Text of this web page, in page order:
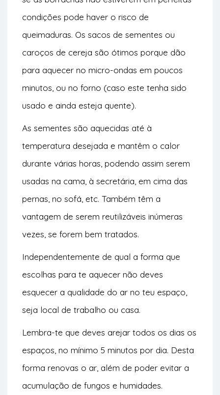
condições pode haver o risco de
queimaduras. Os sacos de sementes ou
caroços de cereja são ótimos porque dão
para aquecer no micro-ondas em poucos
minutos, ou no forno (caso este tenha sido
usado e ainda esteja quente).
As sementes são aquecidas até à
temperatura desejada e mantêm o calor
durante várias horas, podendo assim serem
usadas na cama, à secretária, em cima das
pernas, no sofá, etc. Também têm a
vantagem de serem reutilizáveis inúmeras
vezes, se forem bem tratados.
Independentemente de qual a forma que
escolhas para te aquecer não deves
esquecer a qualidade do ar no teu espaço,
seja local de trabalho ou casa.
Lembra-te que deves arejar todos os dias os
espaços, no mínimo 5 minutos por dia. Desta
forma renovas o ar, além de poder evitar a
acumulação de fungos e humidades.